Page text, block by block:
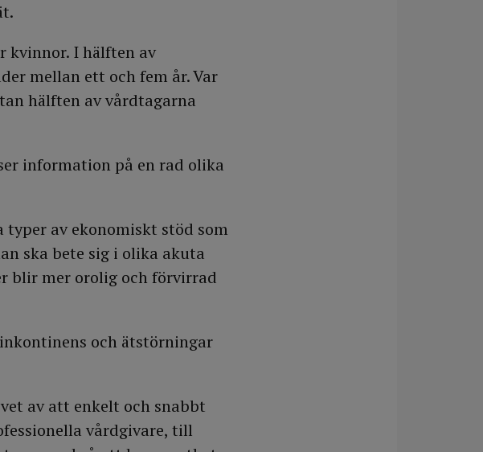
kvinnor. I hälften av
mellan ett och fem år. Var
hälften av vårdtagarna
information på en rad olika
av ekonomiskt stöd som
ska bete sig i olika akuta
blir mer orolig och förvirrad
och ätstörningar
av att enkelt och snabbt
vårdgivare, till